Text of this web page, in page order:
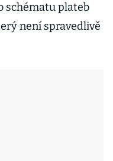
schématu plateb
není spravedlivě